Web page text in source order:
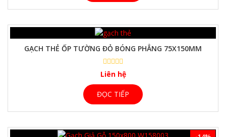
GẠCH THẺ ỐP TƯỜNG ĐỎ BÓNG PHẲNG 75X150MM
Liên hệ
ĐỌC TIẾP